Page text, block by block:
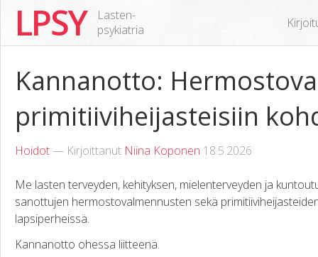
LPSY
Lasten-
psykiatria
Kannanotto:
primitiiviheijasteisiin
Hoidot— Kirjoittanut Niina Koponen 18.5.2026
Me lasten terveyden, kehityksen, mielenterveyden ja
sanottujen hermostovalmennusten sekä
lapsiperheissä.
Kannanotto ohessa liitteenä.